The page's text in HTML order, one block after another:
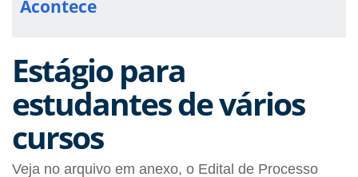
Acontece
Estágio para
estudantes de vários
cursos
Veja no arquivo em anexo, o Edital de Processo